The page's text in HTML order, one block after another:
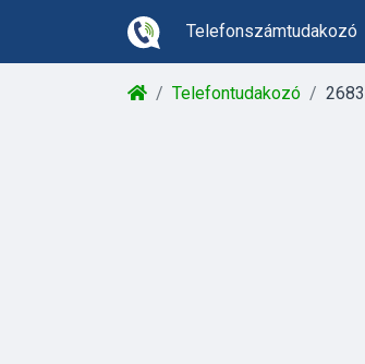
Telefonszámtudakozó
Telefontudakozó